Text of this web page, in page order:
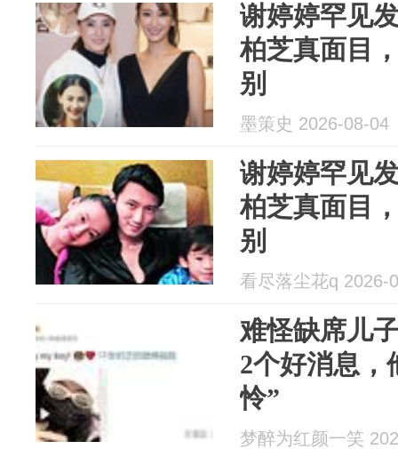
谢婷婷罕见
柏芝真面目
别
墨策史 2026-08-04
谢婷婷罕见
柏芝真面目
别
看尽落尘花q 2026-
难怪缺席儿
2个好消息，
怜”
梦醉为红颜一笑